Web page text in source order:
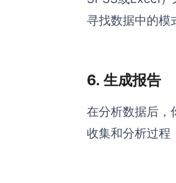
寻找数据中的模
6. 生成报告
在分析数据后，
收集和分析过程